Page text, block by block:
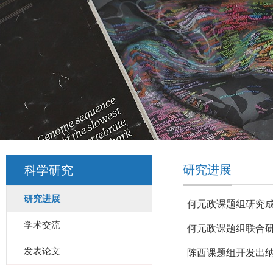
科学研究
研究进展
学术交流
发表论文
研究进展
何元政课题组研究
何元政课题组联合
陈西课题组开发出